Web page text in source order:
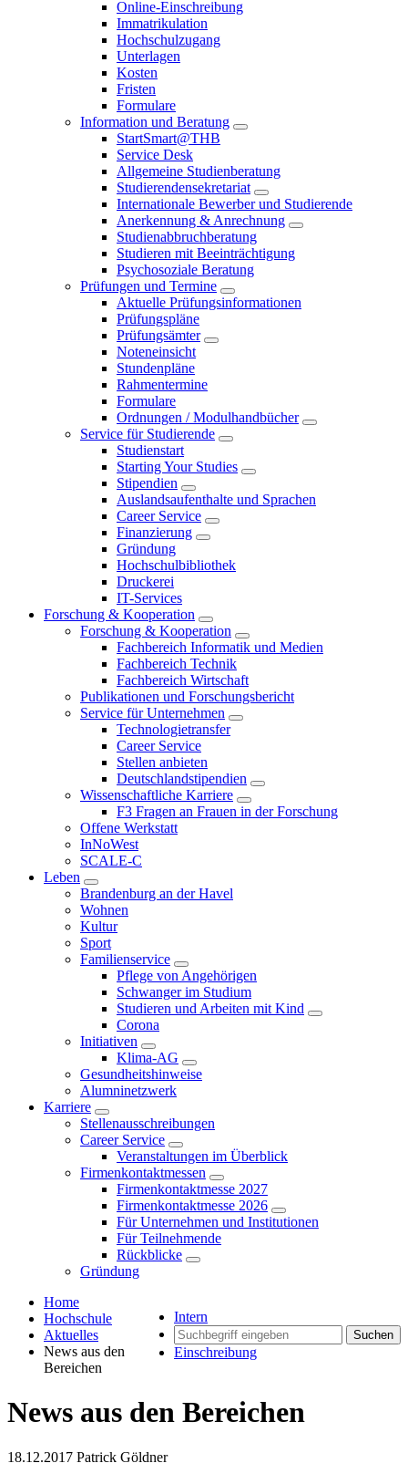
Online-Einschreibung
Immatrikulation
Hochschulzugang
Unterlagen
Kosten
Fristen
Formulare
Information und Beratung
StartSmart@THB
Service Desk
Allgemeine Studienberatung
Studierendensekretariat
Internationale Bewerber und Studierende
Anerkennung & Anrechnung
Studienabbruchberatung
Studieren mit Beeinträchtigung
Psychosoziale Beratung
Prüfungen und Termine
Aktuelle Prüfungsinformationen
Prüfungspläne
Prüfungsämter
Noteneinsicht
Stundenpläne
Rahmentermine
Formulare
Ordnungen / Modulhandbücher
Service für Studierende
Studienstart
Starting Your Studies
Stipendien
Auslandsaufenthalte und Sprachen
Career Service
Finanzierung
Gründung
Hochschulbibliothek
Druckerei
IT-Services
Forschung & Kooperation
Forschung & Kooperation
Fachbereich Informatik und Medien
Fachbereich Technik
Fachbereich Wirtschaft
Publikationen und Forschungsbericht
Service für Unternehmen
Technologietransfer
Career Service
Stellen anbieten
Deutschlandstipendien
Wissenschaftliche Karriere
F3 Fragen an Frauen in der Forschung
Offene Werkstatt
InNoWest
SCALE-C
Leben
Brandenburg an der Havel
Wohnen
Kultur
Sport
Familienservice
Pflege von Angehörigen
Schwanger im Studium
Studieren und Arbeiten mit Kind
Corona
Initiativen
Klima-AG
Gesundheitshinweise
Alumninetzwerk
Karriere
Stellenausschreibungen
Career Service
Veranstaltungen im Überblick
Firmenkontaktmessen
Firmenkontaktmesse 2027
Firmenkontaktmesse 2026
Für Unternehmen und Institutionen
Für Teilnehmende
Rückblicke
Gründung
Intern
Suchen
Einschreibung
Home
Hochschule
Aktuelles
News aus den
Bereichen
News aus den Bereichen
18.12.2017 Patrick Göldner